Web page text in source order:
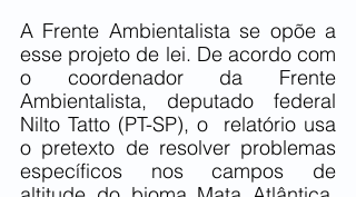
A Frente Ambientalista se opõe a
esse projeto de lei. De acordo com
o coordenador da Frente
Ambientalista, deputado federal
Nilto Tatto (PT-SP), o  relatório usa
o pretexto de resolver problemas
específicos nos campos de